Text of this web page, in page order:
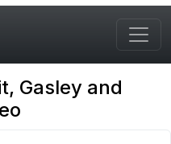
Gasley and